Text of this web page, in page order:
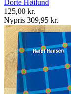
Dorte Høilund
125,00 kr.
Nypris 309,95 kr.